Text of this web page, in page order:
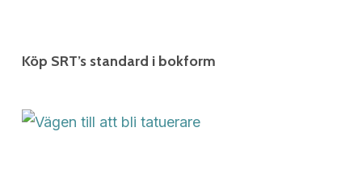
Köp SRT’s standard i bokform